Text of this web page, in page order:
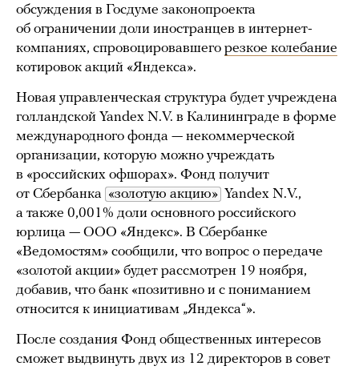
обсуждения в Госдуме законопроекта
об ограничении доли иностранцев в интернет-
компаниях, спровоцировавшего резкое колебание
котировок акций «Яндекса».
Новая управленческая структура будет учреждена
голландской Yandex N.V. в Калининграде в форме
международного фонда — некоммерческой
организации, которую можно учреждать
в «российских офшорах». Фонд получит
от Сбербанка «золотую акцию» Yandex N.V.,
а также 0,001% доли основного российского
юрлица — ООО «Яндекс». В Сбербанке
«Ведомостям» сообщили, что вопрос о передаче
«золотой акции» будет рассмотрен 19 ноября,
добавив, что банк «позитивно и с пониманием
относится к инициативам „Яндекса“».
После создания Фонд общественных интересов
сможет выдвинуть двух из 12 директоров в совет